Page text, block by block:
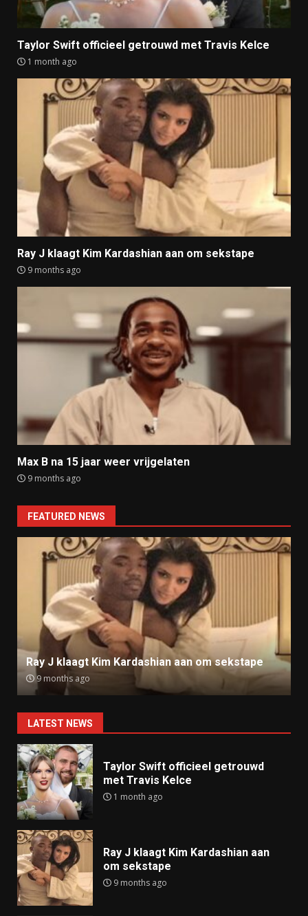
Taylor Swift officieel getrouwd met Travis Kelce
1 month ago
Ray J klaagt Kim Kardashian aan om sekstape
9 months ago
Max B na 15 jaar weer vrijgelaten
9 months ago
FEATURED NEWS
Ray J klaagt Kim Kardashian aan om sekstape
9 months ago
LATEST NEWS
Taylor Swift officieel getrouwd
met Travis Kelce
1 month ago
Ray J klaagt Kim Kardashian aan
om sekstape
9 months ago